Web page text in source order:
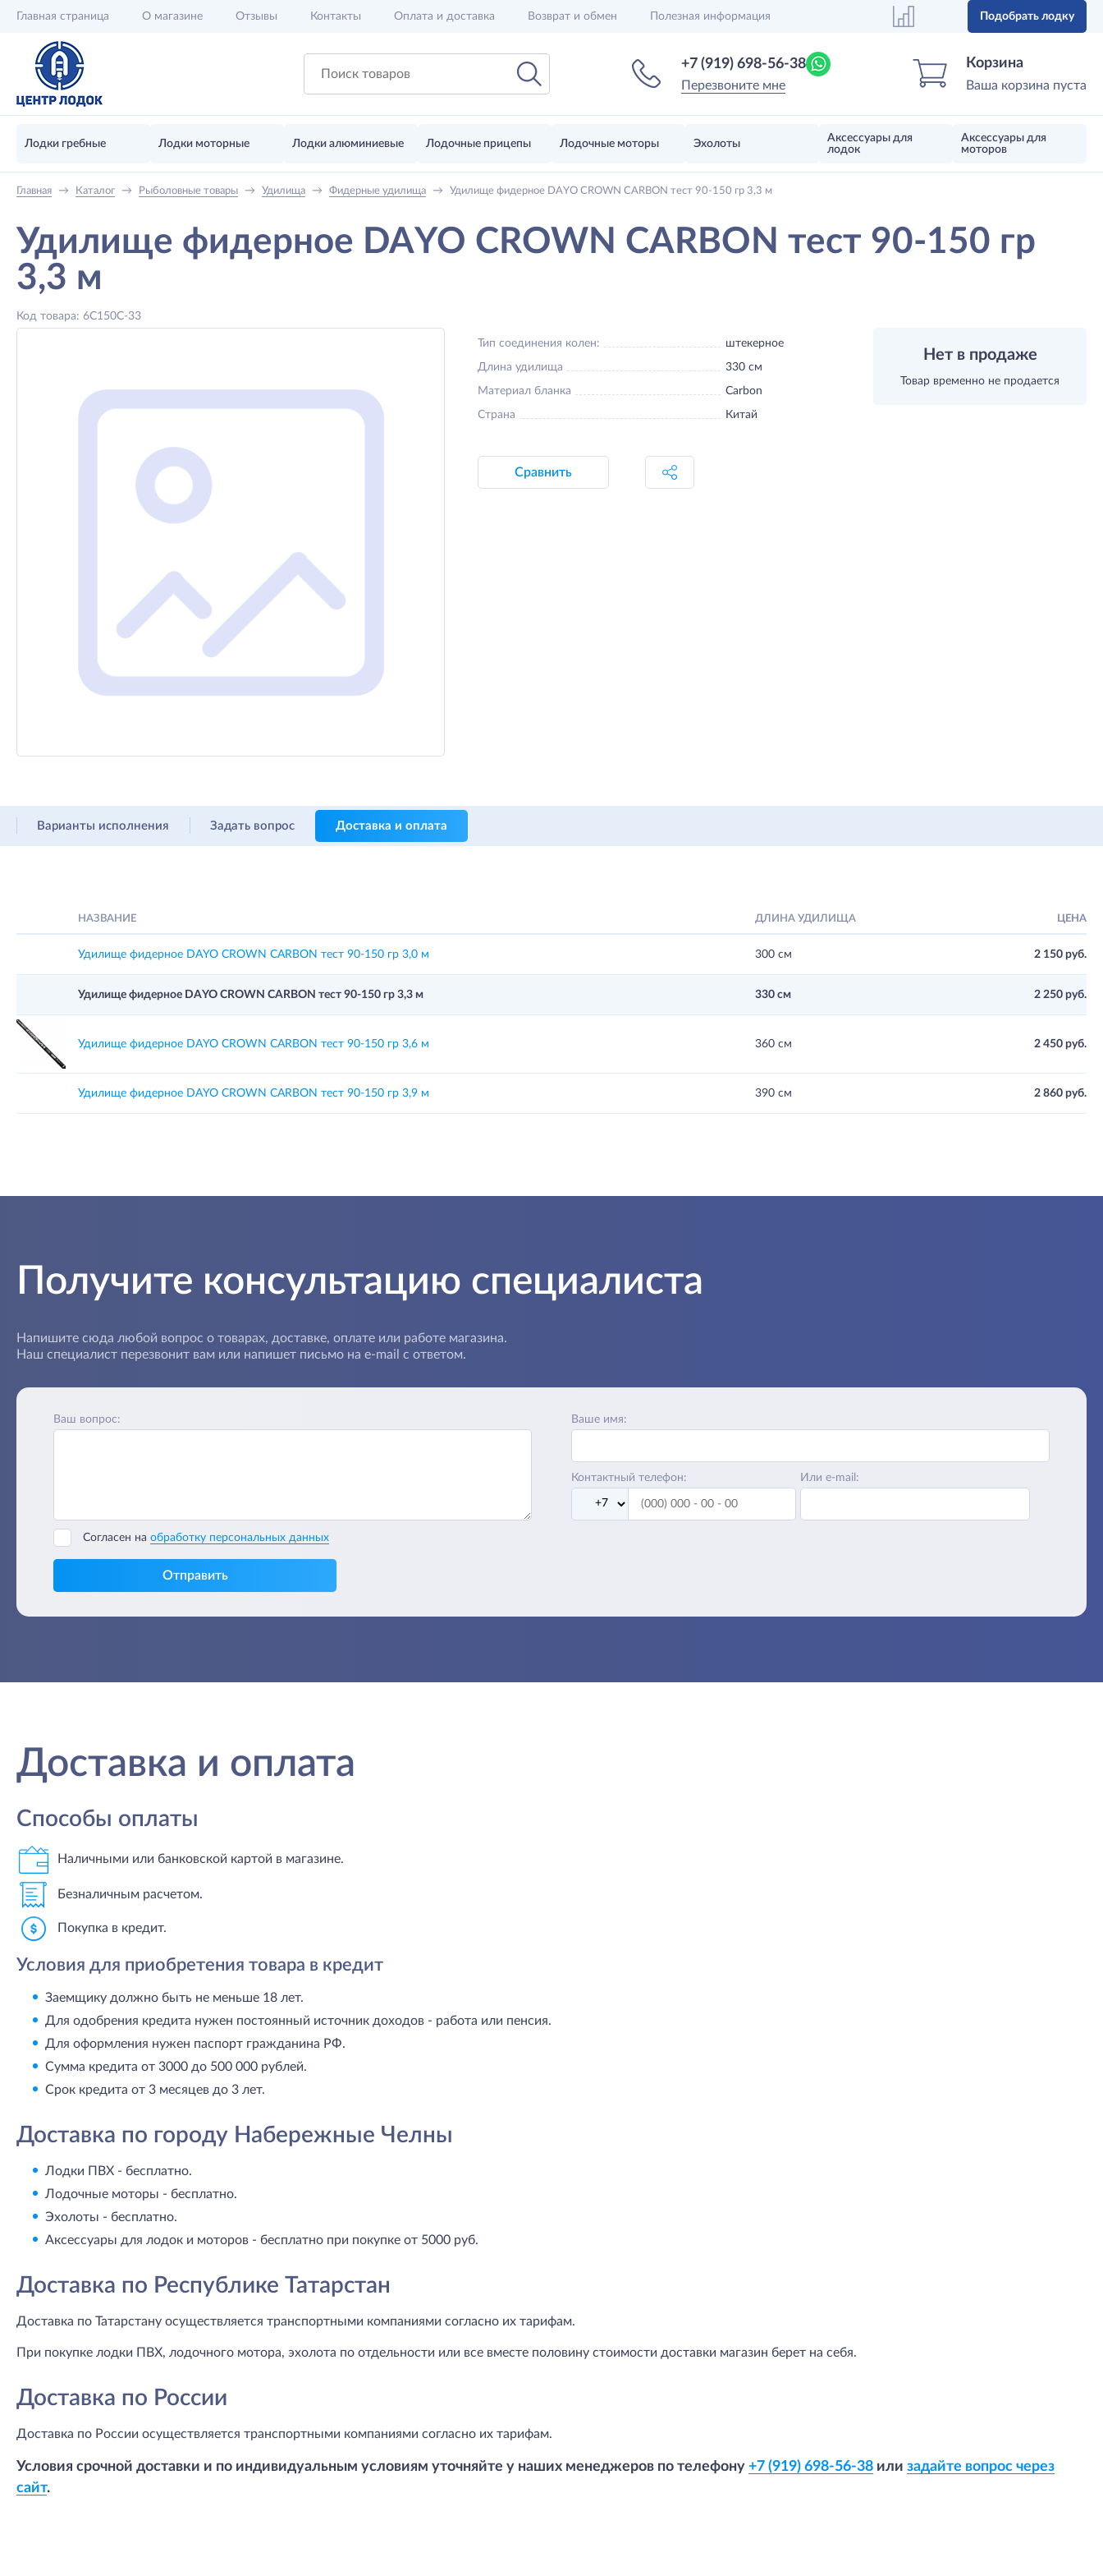
Главная страница О магазине Отзывы Контакты Оплата и доставка Возврат и обмен Полезная информация Подобрать лодку
Корзина
Ваша корзина пуста
+7 (919) 698-56-38
Перезвоните мне
Лодки гребные Лодки моторные Лодки алюминиевые Лодочные прицепы Лодочные моторы Эхолоты
Аксессуары для
лодок
Аксессуары для
моторов
Главная → Каталог → Рыболовные товары → Удилища → Фидерные удилища → Удилище фидерное DAYO CROWN CARBON тест 90-150 гр 3,3 м
Удилище фидерное DAYO CROWN CARBON тест 90-150 гр
3,3 м
Код товара: 6C150C-33
Нет в продаже
Товар временно не продается
Тип соединения колен: штекерное
Длина удилища 330 см
Материал бланка Carbon
Страна Китай
Сравнить
Варианты исполнения Задать вопрос Доставка и оплата
НАЗВАНИЕ ДЛИНА УДИЛИЩА ЦЕНА
Удилище фидерное DAYO CROWN CARBON тест 90-150 гр 3,0 м 300 см 2 150 руб.
Удилище фидерное DAYO CROWN CARBON тест 90-150 гр 3,3 м 330 см 2 250 руб.
Удилище фидерное DAYO CROWN CARBON тест 90-150 гр 3,6 м 360 см 2 450 руб.
Удилище фидерное DAYO CROWN CARBON тест 90-150 гр 3,9 м 390 см 2 860 руб.
Получите консультацию специалиста
Напишите сюда любой вопрос о товарах, доставке, оплате или работе магазина.
Наш специалист перезвонит вам или напишет письмо на e-mail с ответом.
Ваш вопрос: Ваше имя:
Контактный телефон: Или e-mail:
Согласен на обработку персональных данных
Отправить
Доставка и оплата
Способы оплаты
Наличными или банковской картой в магазине.
Безналичным расчетом.
Покупка в кредит.
Условия для приобретения товара в кредит
Заемщику должно быть не меньше 18 лет.
Для одобрения кредита нужен постоянный источник доходов - работа или пенсия.
Для оформления нужен паспорт гражданина РФ.
Сумма кредита от 3000 до 500 000 рублей.
Срок кредита от 3 месяцев до 3 лет.
Доставка по городу Набережные Челны
Лодки ПВХ - бесплатно.
Лодочные моторы - бесплатно.
Эхолоты - бесплатно.
Аксессуары для лодок и моторов - бесплатно при покупке от 5000 руб.
Доставка по Республике Татарстан
Доставка по Татарстану осуществляется транспортными компаниями согласно их тарифам.
При покупке лодки ПВХ, лодочного мотора, эхолота по отдельности или все вместе половину стоимости доставки магазин берет на себя.
Доставка по России
Доставка по России осуществляется транспортными компаниями согласно их тарифам.
Условия срочной доставки и по индивидуальным условиям уточняйте у наших менеджеров по телефону +7 (919) 698-56-38 или задайте вопрос через
сайт.